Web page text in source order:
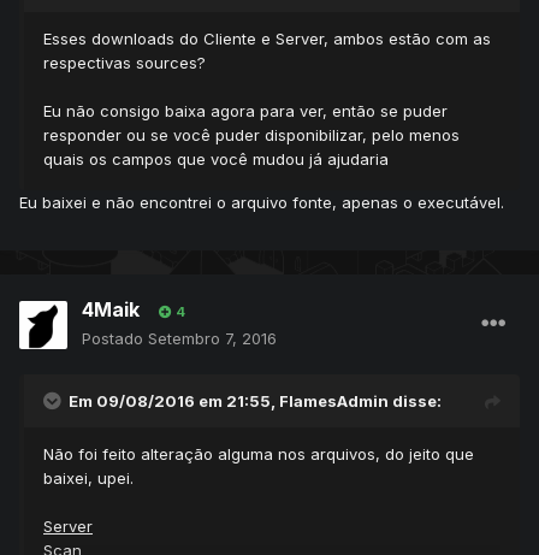
Esses downloads do Cliente e Server, ambos estão com as
respectivas sources?
Eu não consigo baixa agora para ver, então se puder
responder ou se você puder disponibilizar, pelo menos
quais os campos que você mudou já ajudaria
Eu baixei e não encontrei o arquivo fonte, apenas o executável.
4Maik 4
Postado Setembro 7, 2016
Em 09/08/2016 em 21:55, FlamesAdmin disse:
Não foi feito alteração alguma nos arquivos, do jeito que
baixei, upei.
Server
Scan